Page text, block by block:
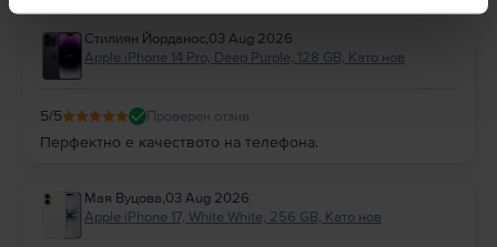
Стилиян Йорданос,03 Aug 2026
Apple iPhone 14 Pro, Deep Purple, 128 GB, Като нов
5/5 Проверен отзив
Перфектно е качеството на телефона.
Мая Вуцова,03 Aug 2026
Apple iPhone 17, White White, 256 GB, Като нов